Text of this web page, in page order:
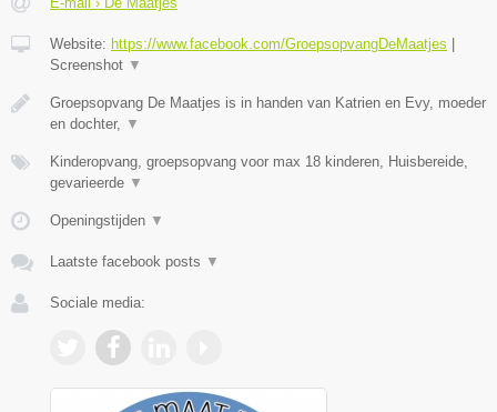
Website: https://www.facebook.com/GroepsopvangDeMaatjes
Screenshot ▼
Groepsopvang De Maatjes is in handen van Katrien en Evy, moeder
en dochter, ▼
Kinderopvang, groepsopvang voor max 18 kinderen, Huisbereide,
gevarieerde ▼
Openingstijden ▼
Laatste facebook posts ▼
Sociale media: